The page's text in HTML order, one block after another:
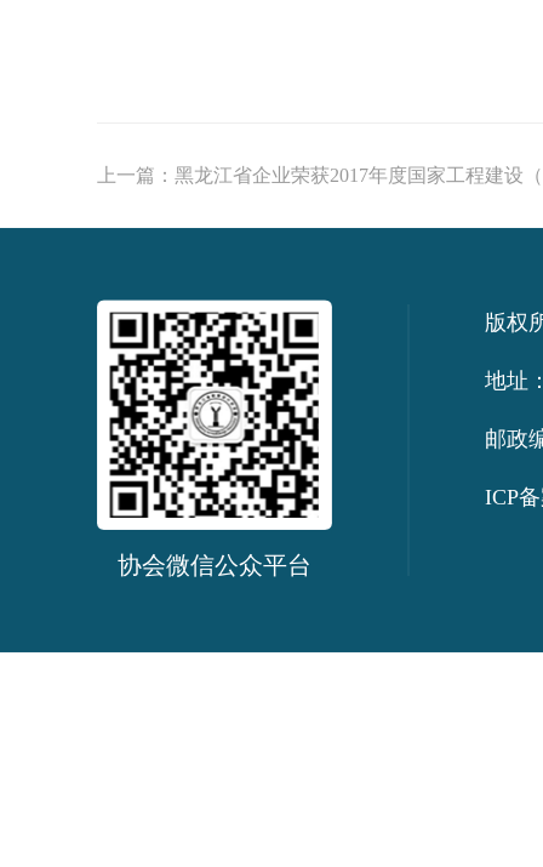
上一篇： 黑龙江省企业荣获2017年度国家工程建设
协会微信公众平台
版权
地址
邮政
ICP